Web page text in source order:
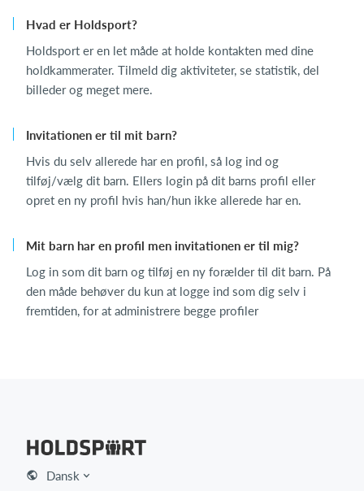
Hvad er Holdsport?
Holdsport er en let måde at holde kontakten med dine
holdkammerater. Tilmeld dig aktiviteter, se statistik, del
billeder og meget mere.
Invitationen er til mit barn?
Hvis du selv allerede har en profil, så log ind og
tilføj/vælg dit barn. Ellers login på dit barns profil eller
opret en ny profil hvis han/hun ikke allerede har en.
Mit barn har en profil men invitationen er til mig?
Log in som dit barn og tilføj en ny forælder til dit barn. På
den måde behøver du kun at logge ind som dig selv i
fremtiden, for at administrere begge profiler
Dansk